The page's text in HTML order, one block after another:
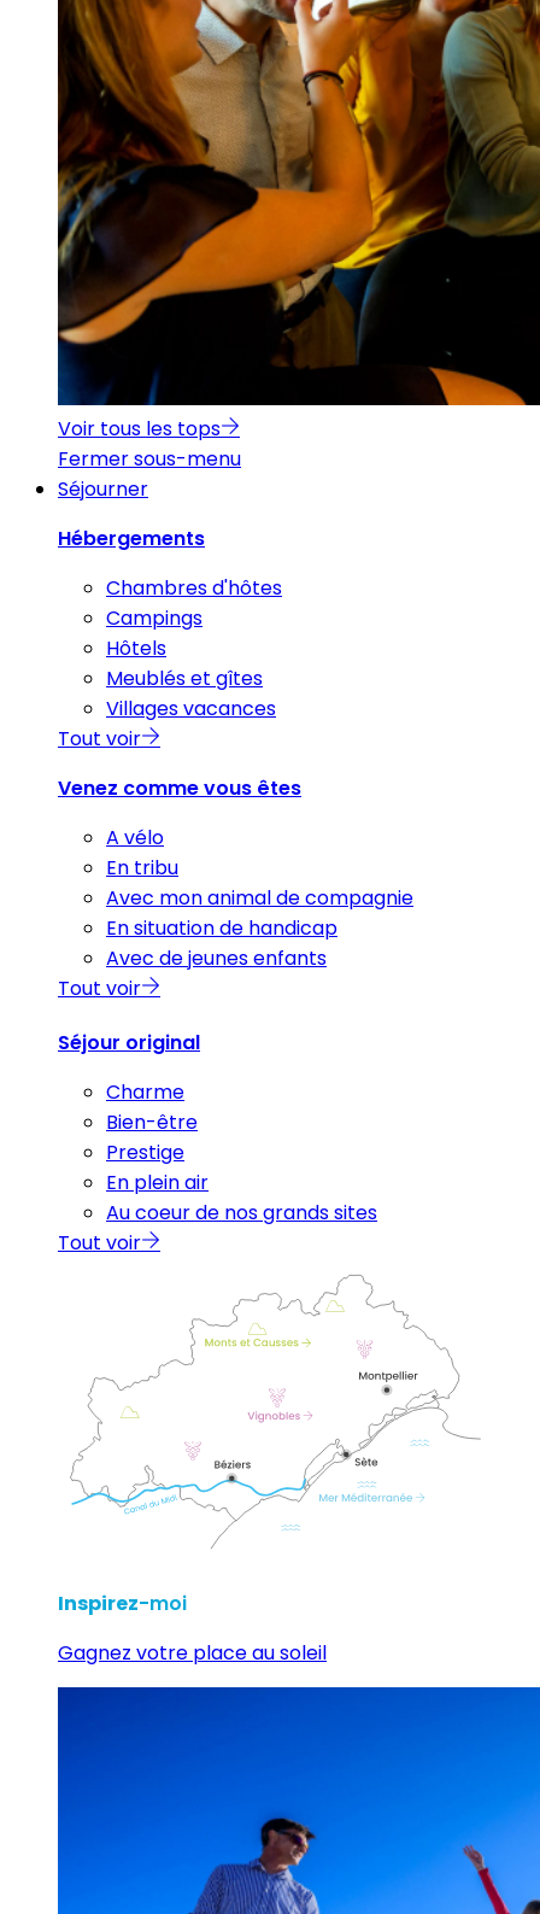
Voir tous les tops
Fermer sous-menu
Séjourner
Hébergements
Chambres d'hôtes
Campings
Hôtels
Meublés et gîtes
Villages vacances
Tout voir
Venez comme vous êtes
A vélo
En tribu
Avec mon animal de compagnie
En situation de handicap
Avec de jeunes enfants
Tout voir
Séjour original
Charme
Bien-être
Prestige
En plein air
Au coeur de nos grands sites
Tout voir
Inspirez-moi
Gagnez votre place au soleil